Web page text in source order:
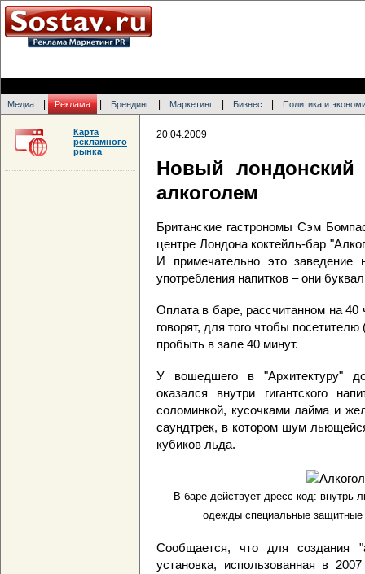
Медиа Реклама Брендинг Маркетинг Бизнес Политика и
20.04.2009
Новый лондонский
алкоголем
Британские гастрономы Сэм
центре Лондона коктейль-бар
И примечательно это заведение
употребления напитков – они
Оплата в баре, рассчитанном на
говорят, для того чтобы
пробыть в зале 40 минут.
У вошедшего в "Архитектуру"
оказался внутри гигантского
соломинкой, кусочками лайма и
саундтрек, в котором шум
кубиков льда.
В баре действует дресс-код: внутрь
одежды специальные
Сообщается, что для создания
установка, использованная в
Карта
рекламного
рынка